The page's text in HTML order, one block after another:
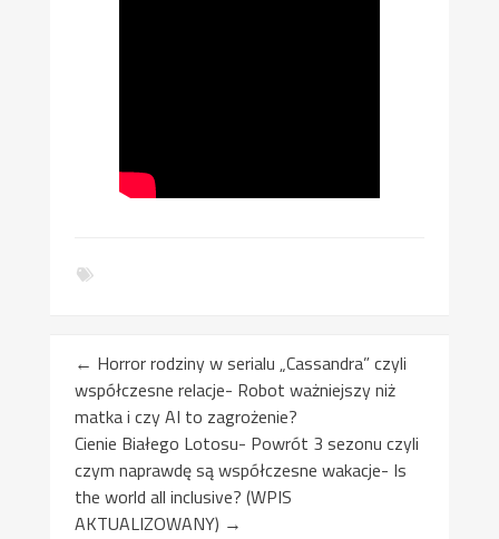
← Horror rodziny w serialu „Cassandra” czyli
współczesne relacje- Robot ważniejszy niż
matka i czy AI to zagrożenie?
Cienie Białego Lotosu- Powrót 3 sezonu czyli
czym naprawdę są współczesne wakacje- Is
the world all inclusive? (WPIS
AKTUALIZOWANY) →